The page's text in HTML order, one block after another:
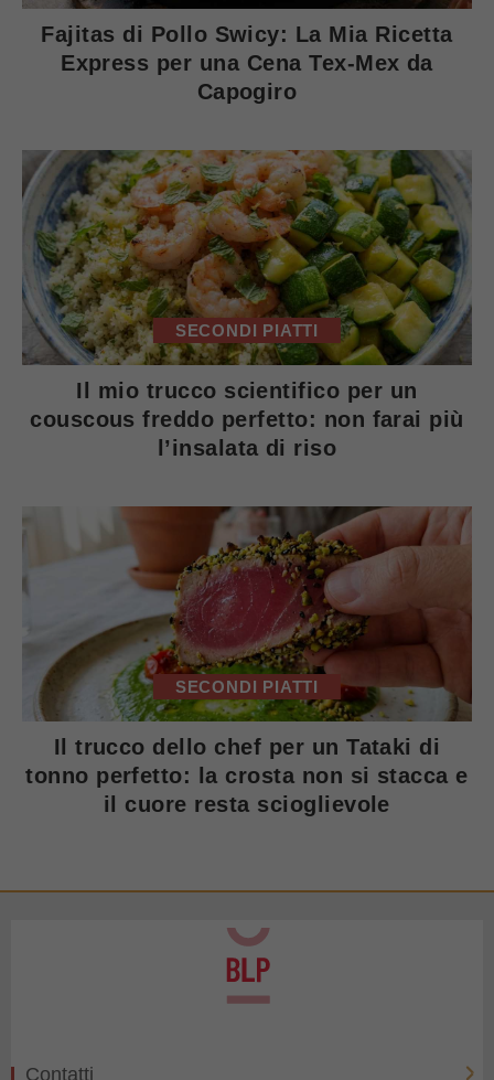
Fajitas di Pollo Swicy: La Mia Ricetta
Express per una Cena Tex-Mex da
Capogiro
SECONDI PIATTI
Il mio trucco scientifico per un
couscous freddo perfetto: non farai più
l’insalata di riso
SECONDI PIATTI
Il trucco dello chef per un Tataki di
tonno perfetto: la crosta non si stacca e
il cuore resta scioglievole
Contatti